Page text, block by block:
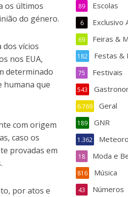
os últimos
do género.
vícios
nos EUA,
determinado
humana que
com origem
caso os
provadas em
por atos e
Escolas
89
Exclusivo
6
Feiras &
69
Festas &
182
Festivais
75
543
Geral
6.769
GNR
189
1.362
Moda e
18
Música
816
Números
43